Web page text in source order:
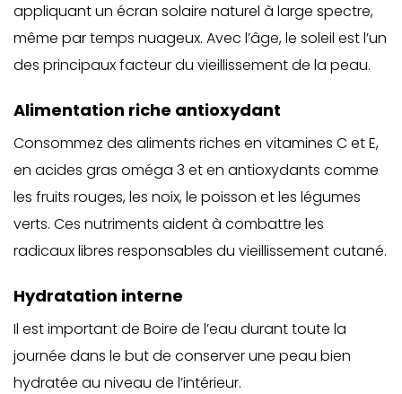
appliquant un écran solaire naturel à large spectre,
même par temps nuageux. Avec l’âge, le soleil est l’un
des principaux facteur du vieillissement de la peau.
Alimentation riche antioxydant
Consommez des aliments riches en vitamines C et E,
en acides gras oméga 3 et en antioxydants comme
les fruits rouges, les noix, le poisson et les légumes
verts. Ces nutriments aident à combattre les
radicaux libres responsables du vieillissement cutané.
Hydratation interne
Il est important de Boire de l’eau durant toute la
journée dans le but de conserver une peau bien
hydratée au niveau de l’intérieur.